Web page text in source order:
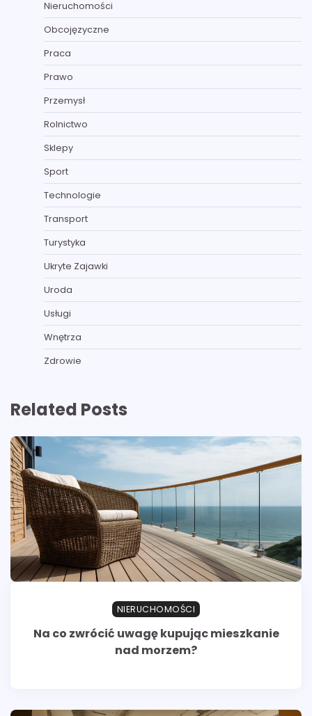
Nieruchomości
Obcojęzyczne
Praca
Prawo
Przemysł
Rolnictwo
Sklepy
Sport
Technologie
Transport
Turystyka
Ukryte Zajawki
Uroda
Usługi
Wnętrza
Zdrowie
Related Posts
NIERUCHOMOŚCI
Na co zwrócić uwagę kupując mieszkanie
nad morzem?